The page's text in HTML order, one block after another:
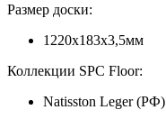
Размер доски:
1220х183х3,5мм
Коллекции SPC Floor:
Natisston Leger (РФ)